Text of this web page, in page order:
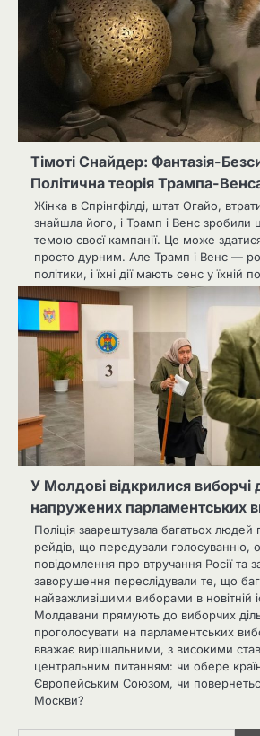
Тімоті Снайдер: Фантазія-
Політична теорія Трампа-
Жінка в Спрінгфілді, штат Огайо,
знайшла його, і Трамп і Венс зробили
темою своєї кампанії. Це може
просто дурним. Але Трамп і Венс —
політики, і їхні дії мають сенс у їхній
У Молдові відкрилися виборчі
напружених парламентських
Поліція заарештувала багатьох людей
рейдів, що передували голосуванню,
повідомлення про втручання Росії та
заворушення переслідували те, що
найважливішими виборами в новітній
Молдавани прямують до виборчих
проголосувати на парламентських
вважає вирішальними, з високими
центральним питанням: чи обере
Європейським Союзом, чи
Москви?